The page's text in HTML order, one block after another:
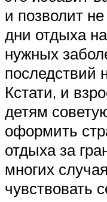
и позволит
дни отдыха
нужных
последствий
Кстати, и
детям
оформить
отдыха за
многих
чувствовать